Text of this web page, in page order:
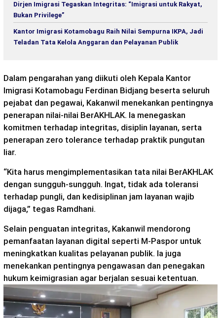
Dirjen Imigrasi Tegaskan Integritas: “Imigrasi untuk Rakyat,
Bukan Privilege”
Kantor Imigrasi Kotamobagu Raih Nilai Sempurna IKPA, Jadi
Teladan Tata Kelola Anggaran dan Pelayanan Publik
Dalam pengarahan yang diikuti oleh Kepala Kantor
Imigrasi Kotamobagu Ferdinan Bidjang beserta seluruh
pejabat dan pegawai, Kakanwil menekankan pentingnya
penerapan nilai-nilai BerAKHLAK. Ia menegaskan
komitmen terhadap integritas, disiplin layanan, serta
penerapan zero tolerance terhadap praktik pungutan
liar.
“Kita harus mengimplementasikan tata nilai BerAKHLAK
dengan sungguh-sungguh. Ingat, tidak ada toleransi
terhadap pungli, dan kedisiplinan jam layanan wajib
dijaga,” tegas Ramdhani.
Selain penguatan integritas, Kakanwil mendorong
pemanfaatan layanan digital seperti M-Paspor untuk
meningkatkan kualitas pelayanan publik. Ia juga
menekankan pentingnya pengawasan dan penegakan
hukum keimigrasian agar berjalan sesuai ketentuan.